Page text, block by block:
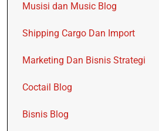
Musisi dan Music Blog
Shipping Cargo Dan Import
Marketing Dan Bisnis Strategi
Coctail Blog
Bisnis Blog